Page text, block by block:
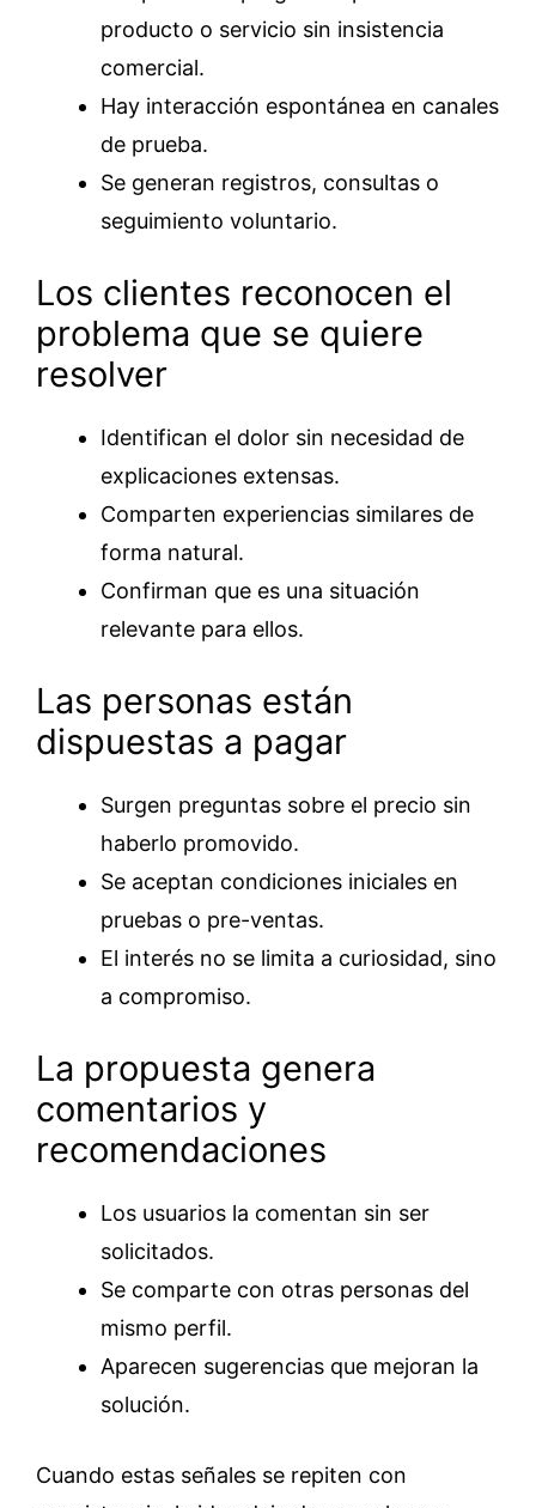
producto o servicio sin insistencia
comercial.
Hay interacción espontánea en canales
de prueba.
Se generan registros, consultas o
seguimiento voluntario.
Los clientes reconocen el
problema que se quiere
resolver
Identifican el dolor sin necesidad de
explicaciones extensas.
Comparten experiencias similares de
forma natural.
Confirman que es una situación
relevante para ellos.
Las personas están
dispuestas a pagar
Surgen preguntas sobre el precio sin
haberlo promovido.
Se aceptan condiciones iniciales en
pruebas o pre-ventas.
El interés no se limita a curiosidad, sino
a compromiso.
La propuesta genera
comentarios y
recomendaciones
Los usuarios la comentan sin ser
solicitados.
Se comparte con otras personas del
mismo perfil.
Aparecen sugerencias que mejoran la
solución.
Cuando estas señales se repiten con